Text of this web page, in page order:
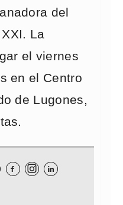
del
La
el viernes
en el Centro
de Lugones,
 